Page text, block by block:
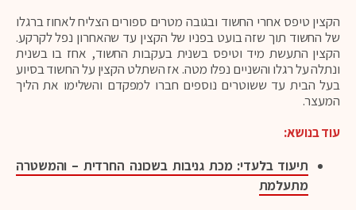
הקצין טיפס אחרי החשוד ובגובה מטרים ספורים הצליח לאחוז ברגלו
של החשוד תוך שזה בועט בפניו של הקצין עד שהאחרון נפל לקרקע.
הקצין התעשת מיד וטיפס בשנית בעקבות החשוד, אחז בו בשנית
ונתלה על רגלו והשניים נפלו מטה. אז השתלט הקצין על החשוד בסיוע
בעל הבית עד ששוטרים נוספים חברו למפקדם והשלימו את הליך
המעצר.
עוד בנושא:
תיעוד בלעדי: מכת גניבות בשכונה החרדית – והמשטרה
מתעלמת